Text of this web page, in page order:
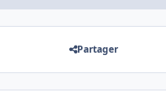
Partager